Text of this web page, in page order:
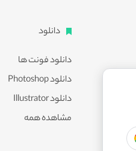
دانلود
دانلود فونت ها
دانلود Photoshop
دانلود Illustrator
مشاهده همه